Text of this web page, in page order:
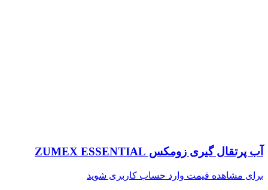
آب پرتقال گیری زومکس ZUMEX ESSENTIAL
برای مشاهده قیمت وارد حساب کاربری شوید